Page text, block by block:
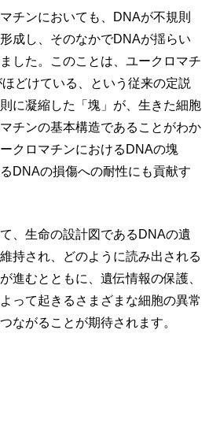
チンにおいても、DNAが不規則
成し、そのなかでDNAが揺らい
した。このことは、ユークロマチ
どけている、という従来の定説
に凝縮した「塊」が、生きた細胞
チンの基本構造であることがわか
クロマチンにおけるDNAの塊
DNAの損傷への耐性にも貢献す
、生命の設計図であるDNAの遺
持され、どのように読み出される
進むとともに、遺伝情報の保護、
って起きるさまざまな細胞の異常
ながることが期待されます。